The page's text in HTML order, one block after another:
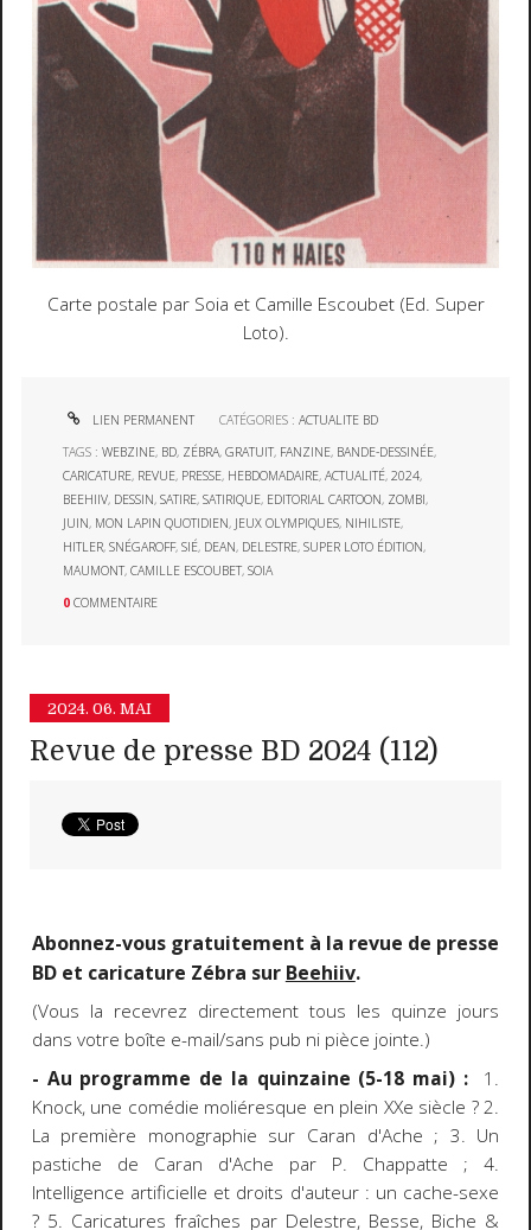
Carte postale par Soia et Camille Escoubet (Ed. Super
Loto).
LIEN PERMANENT CATÉGORIES :ACTUALITE BD
TAGS :WEBZINE, BD, ZÉBRA,GRATUIT, FANZINE, BANDE-DESSINÉE,
CARICATURE, REVUE, PRESSE, HEBDOMADAIRE,ACTUALITÉ,2024,
BEEHIIV, DESSIN,SATIRE,SATIRIQUE, EDITORIAL CARTOON, ZOMBI,
JUIN, MON LAPIN QUOTIDIEN, JEUX OLYMPIQUES, NIHILISTE,
HITLER,SNÉGAROFF,SIÉ, DEAN, DELESTRE,SUPER LOTO ÉDITION,
MAUMONT,CAMILLE ESCOUBET,SOIA
0 COMMENTAIRE
2024. 06. MAI
Revue de presse BD 2024 (112)
Abonnez-vous gratuitement à la revue de presse
BD et caricature Zébra sur Beehiiv.
(Vous la recevrez directement tous les quinze jours
dans votre boîte e-mail/sans pub ni pièce jointe.)
- Au programme de la quinzaine (5-18 mai) :1.
Knock, une comédie moliéresque en plein XXe siècle ? 2.
La première monographie sur Caran d'Ache ; 3. Un
pastiche de Caran d'Ache par P. Chappatte ; 4.
Intelligence artificielle et droits d'auteur : un cache-sexe
? 5. Caricatures fraîches par Delestre, Besse, Biche &